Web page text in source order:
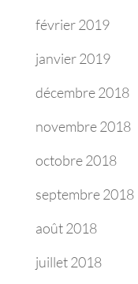
février 2019
janvier 2019
décembre 2018
novembre 2018
octobre 2018
septembre 2018
août 2018
juillet 2018